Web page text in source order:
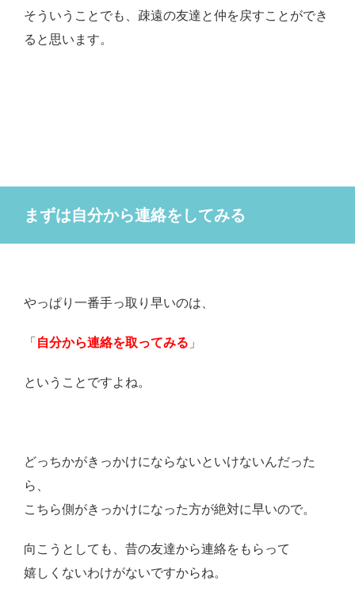
そういうことでも、疎遠の友達と仲を戻すことができ
ると思います。
まずは自分から連絡をしてみる
やっぱり一番手っ取り早いのは、
「 自分から連絡を取ってみる 」
ということですよね。
どっちかがきっかけにならないといけないんだった
ら、
こちら側がきっかけになった方が絶対に早いので。
向こうとしても、昔の友達から連絡をもらって
嬉しくないわけがないですからね。